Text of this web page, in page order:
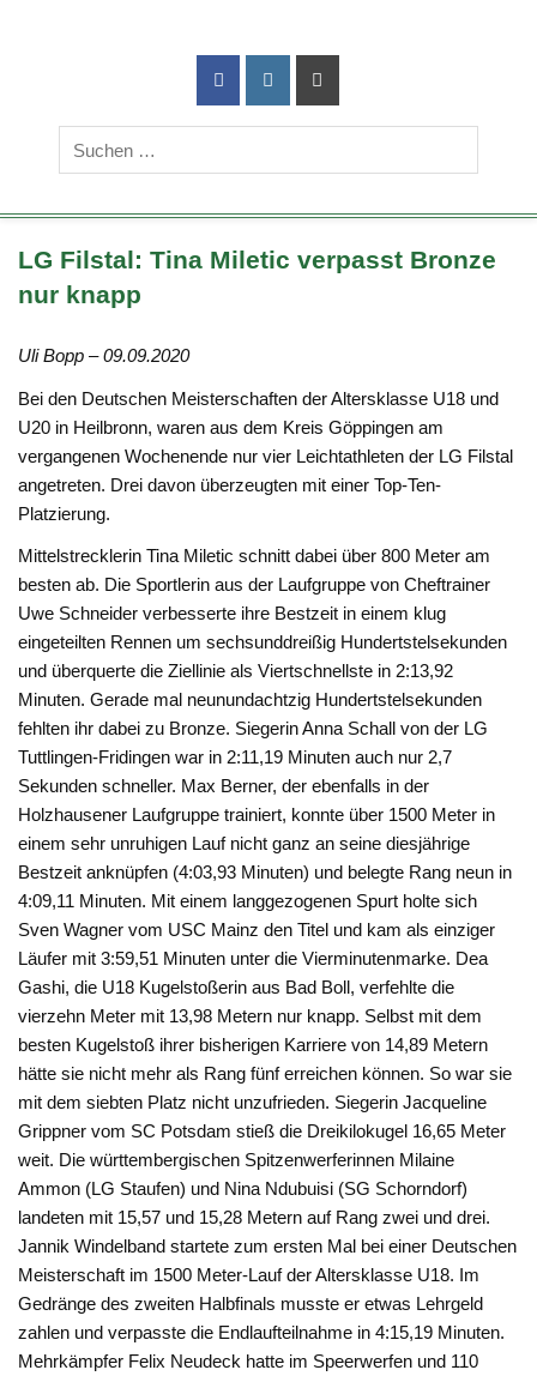
TG-Geislingen
DIE Sportadresse in Geislingen!
LG Filstal: Tina Miletic verpasst Bronze
nur knapp
Uli Bopp – 09.09.2020
Bei den Deutschen Meisterschaften der Altersklasse U18 und
U20 in Heilbronn, waren aus dem Kreis Göppingen am
vergangenen Wochenende nur vier Leichtathleten der LG Filstal
angetreten. Drei davon überzeugten mit einer Top-Ten-
Platzierung.
Mittelstrecklerin Tina Miletic schnitt dabei über 800 Meter am
besten ab. Die Sportlerin aus der Laufgruppe von Cheftrainer
Uwe Schneider verbesserte ihre Bestzeit in einem klug
eingeteilten Rennen um sechsunddreißig Hundertstelsekunden
und überquerte die Ziellinie als Viertschnellste in 2:13,92
Minuten. Gerade mal neunundachtzig Hundertstelsekunden
fehlten ihr dabei zu Bronze. Siegerin Anna Schall von der LG
Tuttlingen-Fridingen war in 2:11,19 Minuten auch nur 2,7
Sekunden schneller. Max Berner, der ebenfalls in der
Holzhausener Laufgruppe trainiert, konnte über 1500 Meter in
einem sehr unruhigen Lauf nicht ganz an seine diesjährige
Bestzeit anknüpfen (4:03,93 Minuten) und belegte Rang neun in
4:09,11 Minuten. Mit einem langgezogenen Spurt holte sich
Sven Wagner vom USC Mainz den Titel und kam als einziger
Läufer mit 3:59,51 Minuten unter die Vierminutenmarke. Dea
Gashi, die U18 Kugelstoßerin aus Bad Boll, verfehlte die
vierzehn Meter mit 13,98 Metern nur knapp. Selbst mit dem
besten Kugelstoß ihrer bisherigen Karriere von 14,89 Metern
hätte sie nicht mehr als Rang fünf erreichen können. So war sie
mit dem siebten Platz nicht unzufrieden. Siegerin Jacqueline
Grippner vom SC Potsdam stieß die Dreikilokugel 16,65 Meter
weit. Die württembergischen Spitzenwerferinnen Milaine
Ammon (LG Staufen) und Nina Ndubuisi (SG Schorndorf)
landeten mit 15,57 und 15,28 Metern auf Rang zwei und drei.
Jannik Windelband startete zum ersten Mal bei einer Deutschen
Meisterschaft im 1500 Meter-Lauf der Altersklasse U18. Im
Gedränge des zweiten Halbfinals musste er etwas Lehrgeld
zahlen und verpasste die Endlaufteilnahme in 4:15,19 Minuten.
Mehrkämpfer Felix Neudeck hatte im Speerwerfen und 110